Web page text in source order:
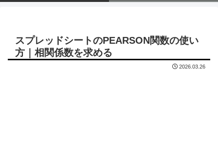
スプレッドシートのPEARSON関数の使い
方｜相関係数を求める
2026.03.26